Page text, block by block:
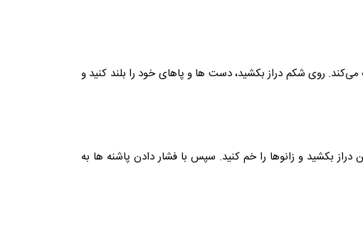
روی شکم دراز بکشید، دست‌ ها و پاهای خود را بلند کنید و
بکشید و زانوها را خم کنید. سپس با فشار دادن پاشنه ‌ها به